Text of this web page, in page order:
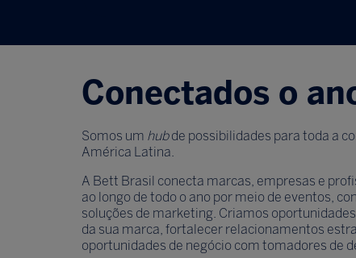
Conectados o
Somos um hubde possibilidades para toda a
América Latina.
A Bett Brasil conecta marcas, empresas e
ao longo de todo o ano por meio de eventos,
soluções de marketing. Criamos
da sua marca, fortalecer relacionamentos
oportunidades de negócio com tomadores de